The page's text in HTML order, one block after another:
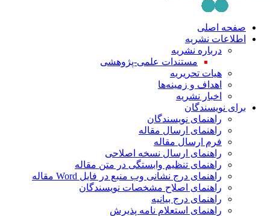
صفحه اصلی
اطلاعات نشریه
درباره نشریه
مستندات علمی-پژوهشی
هیات تحریریه
اهداف و زمینه‌ها
اخبار نشریه
برای نویسندگان
راهنمای نویسندگان
راهنمای ارسال مقاله
فرم ارسال مقاله
راهنمای ارسال نسخه اصلاحی
راهنمای تنظیم وابستگی در متن مقاله
راهنمای درج نشانی وب منبع در فایل Word مقاله
راهنمای اصلاح مشخصات نویسندگان
راهنمای درج بیانیه
راهنمای استعلام نامه پذیرش